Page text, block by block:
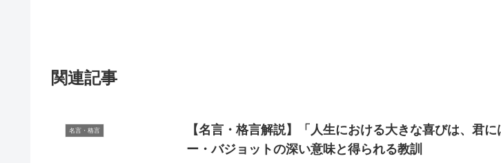
関連記事
名言・格言
【名言・格言解説】「人生における大きな喜びは、君
ー・バジョットの深い意味と得られる教訓